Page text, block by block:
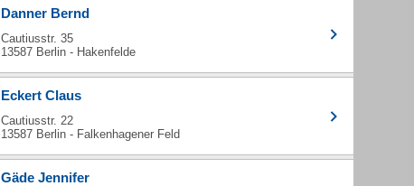
Danner Bernd
Cautiusstr. 35
13587 Berlin - Hakenfelde
Eckert Claus
Cautiusstr. 22
13587 Berlin - Falkenhagener Feld
Gäde Jennifer